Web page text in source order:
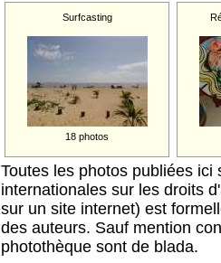
Surfcasting
18 photos
Toutes les photos publiées
internationales sur les droits
sur un site internet) est
des auteurs. Sauf mention
photothèque sont de blada.